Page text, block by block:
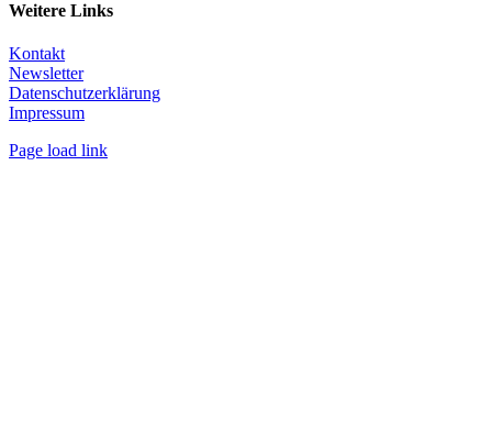
Weitere Links
Kontakt
Newsletter
Datenschutzerklärung
Impressum
Page load link